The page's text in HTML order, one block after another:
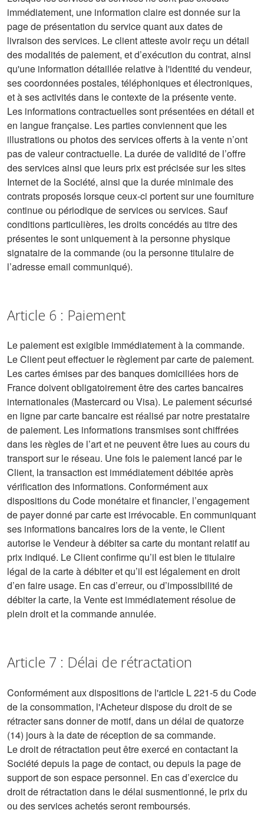
immédiatement, une information claire est donnée sur la
page de présentation du service quant aux dates de
livraison des services. Le client atteste avoir reçu un détail
des modalités de paiement, et d’exécution du contrat, ainsi
qu'une information détaillée relative à l'identité du vendeur,
ses coordonnées postales, téléphoniques et électroniques,
et à ses activités dans le contexte de la présente vente.
Les informations contractuelles sont présentées en détail et
en langue française. Les parties conviennent que les
illustrations ou photos des services offerts à la vente n’ont
pas de valeur contractuelle. La durée de validité de l’offre
des services ainsi que leurs prix est précisée sur les sites
Internet de la Société, ainsi que la durée minimale des
contrats proposés lorsque ceux-ci portent sur une fourniture
continue ou périodique de services ou services. Sauf
conditions particulières, les droits concédés au titre des
présentes le sont uniquement à la personne physique
signataire de la commande (ou la personne titulaire de
l’adresse email communiqué).
Article 6 : Paiement
Le paiement est exigible immédiatement à la commande.
Le Client peut effectuer le règlement par carte de paiement.
Les cartes émises par des banques domiciliées hors de
France doivent obligatoirement être des cartes bancaires
internationales (Mastercard ou Visa). Le paiement sécurisé
en ligne par carte bancaire est réalisé par notre prestataire
de paiement. Les informations transmises sont chiffrées
dans les règles de l’art et ne peuvent être lues au cours du
transport sur le réseau. Une fois le paiement lancé par le
Client, la transaction est immédiatement débitée après
vérification des informations. Conformément aux
dispositions du Code monétaire et financier, l’engagement
de payer donné par carte est irrévocable. En communiquant
ses informations bancaires lors de la vente, le Client
autorise le Vendeur à débiter sa carte du montant relatif au
prix indiqué. Le Client confirme qu’il est bien le titulaire
légal de la carte à débiter et qu’il est légalement en droit
d’en faire usage. En cas d’erreur, ou d’impossibilité de
débiter la carte, la Vente est immédiatement résolue de
plein droit et la commande annulée.
Article 7 : Délai de rétractation
Conformément aux dispositions de l'article L 221-5 du Code
de la consommation, l'Acheteur dispose du droit de se
rétracter sans donner de motif, dans un délai de quatorze
(14) jours à la date de réception de sa commande.
Le droit de rétractation peut être exercé en contactant la
Société depuis la page de contact, ou depuis la page de
support de son espace personnel. En cas d’exercice du
droit de rétractation dans le délai susmentionné, le prix du
ou des services achetés seront remboursés.